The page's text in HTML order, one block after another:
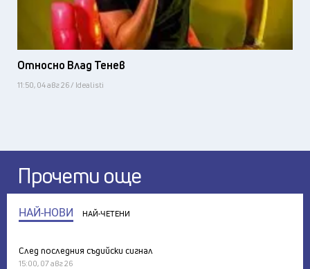
Относно Влад Тенев
11:50, 04 авг 26 / Idealisti
Прочети още
НАЙ-НОВИ НАЙ-ЧЕТЕНИ
След последния съдийски сигнал
15:00, 07 авг 26